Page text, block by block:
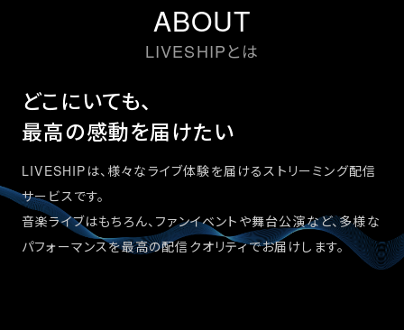
ABOUT
LIVESHIPとは
どこにいても、
最高の感動を届けたい
LIVESHIPは、様々なライブ体験を届けるストリーミング配信
サービスです。
音楽ライブはもちろん、ファンイベントや舞台公演など、多様な
パフォーマンスを最高の配信クオリティでお届けします。